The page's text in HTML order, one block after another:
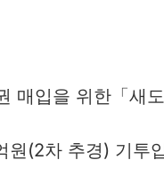
매입을 위한「새
원(2차 추경) 기투